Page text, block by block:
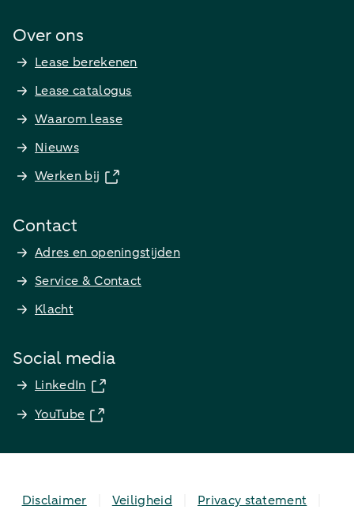
Over ons
Lease berekenen
Lease catalogus
Waarom lease
Nieuws
Werken bij
Contact
Adres en openingstijden
Service & Contact
Klacht
Social media
LinkedIn
YouTube
Disclaimer Veiligheid Privacy statement